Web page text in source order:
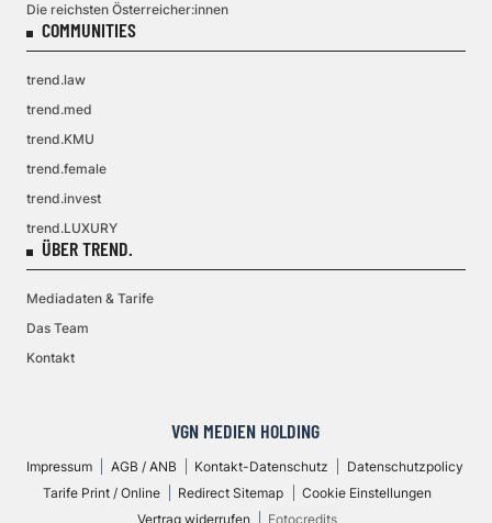
Die reichsten Österreicher:innen
COMMUNITIES
trend.law
trend.med
trend.KMU
trend.female
trend.invest
trend.LUXURY
ÜBER TREND.
Mediadaten & Tarife
Das Team
Kontakt
VGN MEDIEN HOLDING
Impressum AGB / ANB Kontakt-Datenschutz
Datenschutzpolicy
Tarife Print / Online
Redirect Sitemap
Cookie Einstellungen
Vertrag widerrufen
Fotocredits